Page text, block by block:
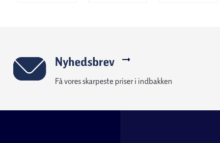
at du behøver at gøre noget.
Få svar om alt på skærmen
Nyhedsbrev
Få vores skarpeste priser i indbakken